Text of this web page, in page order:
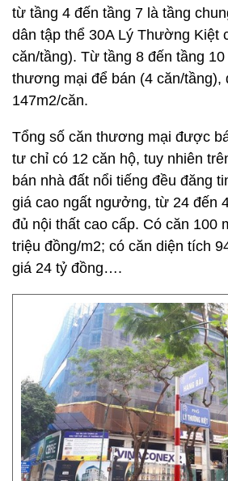
từ tầng 4 đến tầng 7 là tầng
dân tập thể 30A Lý Thường Kiệt
căn/tầng). Từ tầng 8 đến tầng
thương mại để bán (4 căn/tầng),
147m2/căn.
Tổng số căn thương mại được
tư chỉ có 12 căn hộ, tuy nhiên
bán nhà đất nổi tiếng đều đăng
giá cao ngất ngưởng, từ 24 đến
đủ nội thất cao cấp. Có căn 100
triệu đồng/m2; có căn diện tích
giá 24 tỷ đồng….